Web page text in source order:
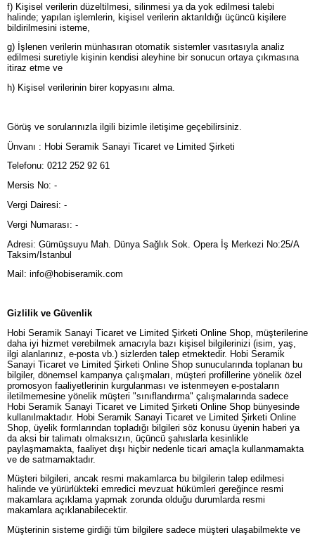
f) Kişisel verilerin düzeltilmesi, silinmesi ya da yok edilmesi talebi
halinde; yapılan işlemlerin, kişisel verilerin aktarıldığı üçüncü kişilere
bildirilmesini isteme,
g) İşlenen verilerin münhasıran otomatik sistemler vasıtasıyla analiz
edilmesi suretiyle kişinin kendisi aleyhine bir sonucun ortaya çıkmasına
itiraz etme ve
h) Kişisel verilerinin birer kopyasını alma.
Görüş ve sorularınızla ilgili bizimle iletişime geçebilirsiniz.
Ünvanı : Hobi Seramik Sanayi Ticaret ve Limited Şirketi
Telefonu: 0212 252 92 61
Mersis No: -
Vergi Dairesi: -
Vergi Numarası: -
Adresi: Gümüşsuyu Mah. Dünya Sağlık Sok. Opera İş Merkezi No:25/A
Taksim/İstanbul
Mail: info@hobiseramik.com
Gizlilik ve Güvenlik
Hobi Seramik Sanayi Ticaret ve Limited Şirketi Online Shop, müşterilerine
daha iyi hizmet verebilmek amacıyla bazı kişisel bilgilerinizi (isim, yaş,
ilgi alanlarınız, e-posta vb.) sizlerden talep etmektedir. Hobi Seramik
Sanayi Ticaret ve Limited Şirketi Online Shop sunucularında toplanan bu
bilgiler, dönemsel kampanya çalışmaları, müşteri profillerine yönelik özel
promosyon faaliyetlerinin kurgulanması ve istenmeyen e-postaların
iletilmemesine yönelik müşteri "sınıflandırma" çalışmalarında sadece
Hobi Seramik Sanayi Ticaret ve Limited Şirketi Online Shop bünyesinde
kullanılmaktadır. Hobi Seramik Sanayi Ticaret ve Limited Şirketi Online
Shop, üyelik formlarından topladığı bilgileri söz konusu üyenin haberi ya
da aksi bir talimatı olmaksızın, üçüncü şahıslarla kesinlikle
paylaşmamakta, faaliyet dışı hiçbir nedenle ticari amaçla kullanmamakta
ve de satmamaktadır.
Müşteri bilgileri, ancak resmi makamlarca bu bilgilerin talep edilmesi
halinde ve yürürlükteki emredici mevzuat hükümleri gereğince resmi
makamlara açıklama yapmak zorunda olduğu durumlarda resmi
makamlara açıklanabilecektir.
Müşterinin sisteme girdiği tüm bilgilere sadece müşteri ulaşabilmekte ve